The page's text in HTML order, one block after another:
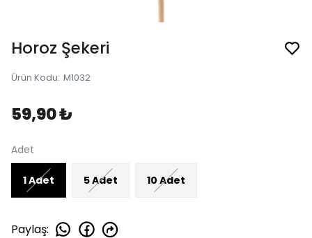
Horoz Şekeri
Ürün Kodu: M1032
59,90 ₺
Adet
1 Adet 5 Adet 10 Adet
Paylaş: